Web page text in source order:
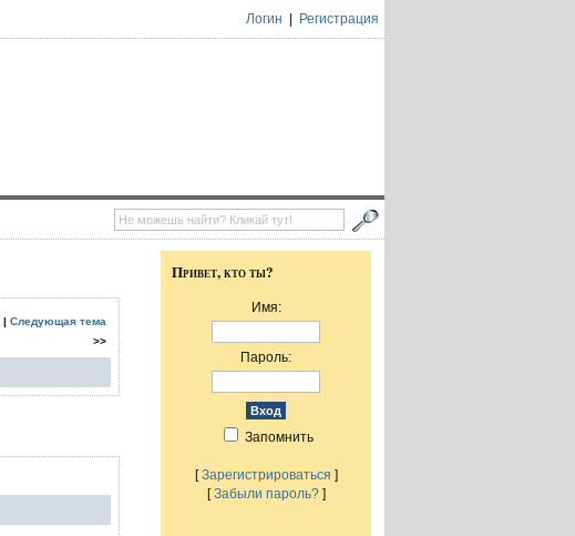
Логин Регистрация
| Следующая тема
>>
Привет, кто ты?
Имя:
Пароль:
Запомнить
[Зарегистрироваться ]
[Забыли пароль?]